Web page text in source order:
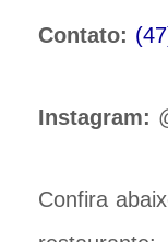
Contato:
Instagram:
Confira